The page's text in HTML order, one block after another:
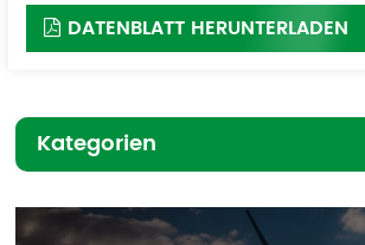
DATENBLATT HERUNTERLADEN
Kategorien